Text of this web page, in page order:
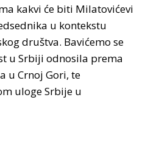
kakvi će biti Milatovićevi
u kontekstu
društva. Bavićemo se
u Srbiji odnosila prema
u Crnoj Gori, te
uloge Srbije u